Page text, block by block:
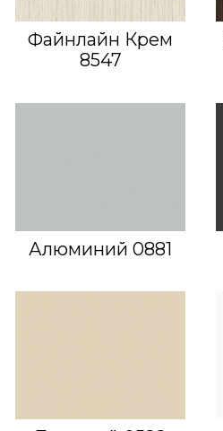
Файнлайн Крем
8547
Алюминий 0881